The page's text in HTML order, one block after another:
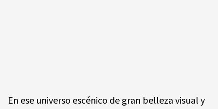
En ese universo escénico de gran belleza visual y